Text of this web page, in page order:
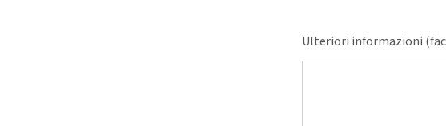
Ulteriori informazioni